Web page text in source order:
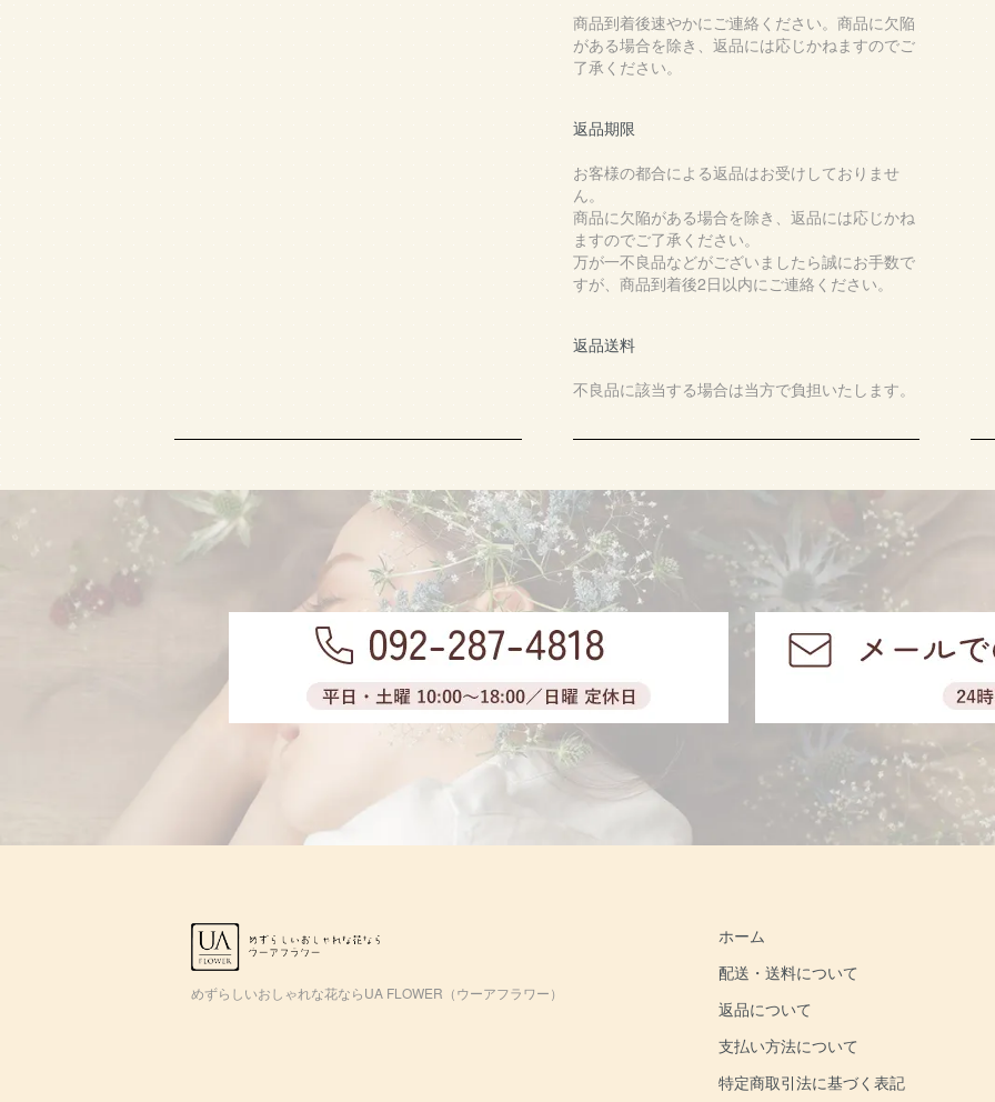
商品到着後速やかにご連絡ください。商品に欠陥
がある場合を除き、返品には応じかねますのでご
了承ください。
返品期限
お客様の都合による返品はお受けしておりませ
ん。
商品に欠陥がある場合を除き、返品には応じかね
ますのでご了承ください。
万が一不良品などがございましたら誠にお手数で
すが、商品到着後2日以内にご連絡ください。
返品送料
不良品に該当する場合は当方で負担いたします。
めずらしいおしゃれな花ならUA FLOWER（ウーアフラワー）
ホーム
配送・送料について
返品について
支払い方法について
特定商取引法に基づく表記